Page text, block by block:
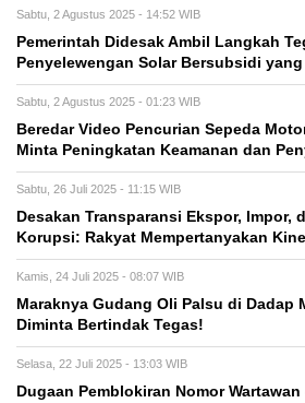
Sabtu, 2 Agustus 2025 - 14:52 WIB
Pemerintah Didesak Ambil Langkah
Penyelewengan Solar Bersubsidi
Sabtu, 2 Agustus 2025 - 01:23 WIB
Beredar Video Pencurian Sepeda
Minta Peningkatan Keamanan dan
Sabtu, 26 Juli 2025 - 11:15 WIB
Desakan Transparansi Ekspor, Impor,
Korupsi: Rakyat Mempertanyakan
Kamis, 24 Juli 2025 - 08:07 WIB
Maraknya Gudang Oli Palsu di Dadap
Diminta Bertindak Tegas!
Selasa, 22 Juli 2025 - 13:03 WIB
Dugaan Pemblokiran Nomor